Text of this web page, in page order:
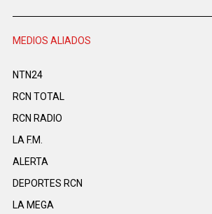
MEDIOS ALIADOS
NTN24
RCN TOTAL
RCN RADIO
LA F.M.
ALERTA
DEPORTES RCN
LA MEGA